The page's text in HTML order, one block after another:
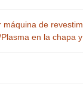
máquina de
en la chapa